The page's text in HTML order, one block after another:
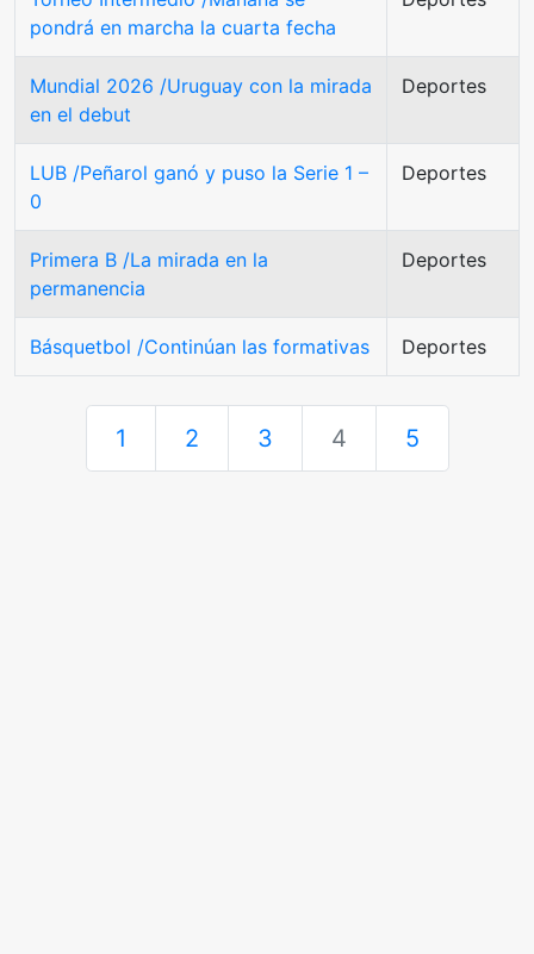
pondrá en marcha la cuarta fecha
Mundial 2026 /Uruguay con la mirada
en el debut
Deportes
LUB /Peñarol ganó y puso la Serie 1 –
0
Deportes
Primera B /La mirada en la
permanencia
Deportes
Básquetbol /Continúan las formativas Deportes
1 2 3 4 5